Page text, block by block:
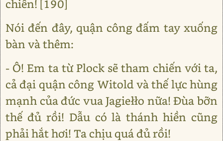
chiến! [190]
Nói đến đây, quận công đấm tay xuống
bàn và thêm:
- Ô! Em ta từ Plock sẽ tham chiến với ta,
cả đại quận công Witold và thế lực hùng
mạnh của đức vua Jagiełło nữa! Đùa bỡn
thế đủ rồi! Dẫu có là thánh hiền cũng
phải hắt hơi! Ta chịu quá đủ rồi!